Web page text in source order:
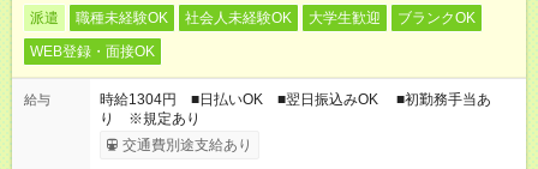
派遣 職種未経験OK 社会人未経験OK 大学生歓迎
ブランクOK
WEB登録・面接OK
給与
時給1304円 ■日払いOK ■翌日振込みOK ■初勤務手当あ
り ※規定あり
交通費別途支給あり